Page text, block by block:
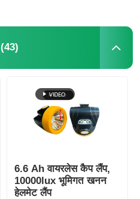
(43)
6.6 Ah वायरलेस कैप लैंप,
10000lux भूमिगत खनन
हेलमेट लैंप